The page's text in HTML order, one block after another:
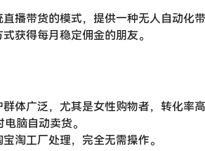
播带货的模式，提供一种无人自动化
获得每月稳定佣金的朋友。
体广泛，尤其是女性购物者，转化率高
脑自动卖货。
淘工厂处理，完全无需操作。